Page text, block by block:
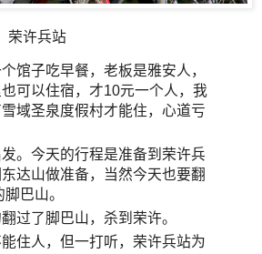
荣许兵站
馆子吃早餐，老板是雅安人，
可以住宿，才10元一个人，我
域圣泉度假村才能住，心道亏
。今天的行程是准备到荣许兵
达山做准备，当然今天也要翻
巴山。
过了脚巴山，杀到荣许。
住人，但一打听，荣许兵站为